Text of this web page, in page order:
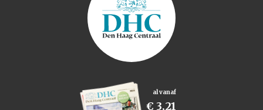
al vanaf
€ 3,21